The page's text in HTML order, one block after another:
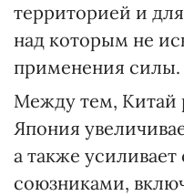
территорией и
над которым не
применения силы.
Между тем, Китай
Япония
а также
союзниками,